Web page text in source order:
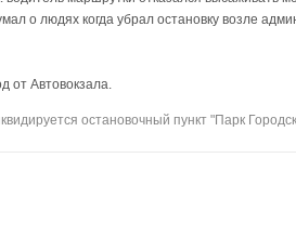
о людях когда убрал остановку возле
от Автовокзала.
остановочный пункт "Парк